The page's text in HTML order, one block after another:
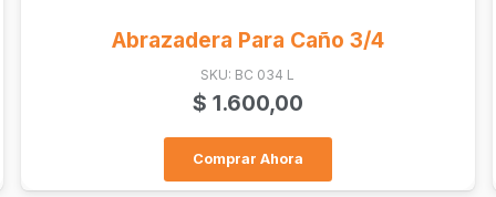
Para Caño 3/4 Banco De